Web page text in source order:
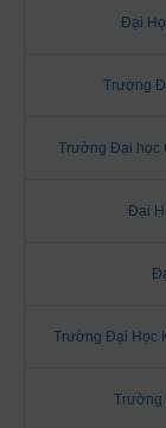
Đại
Trường
Trường Đại học
Đại
Trường Đại Học
Trường